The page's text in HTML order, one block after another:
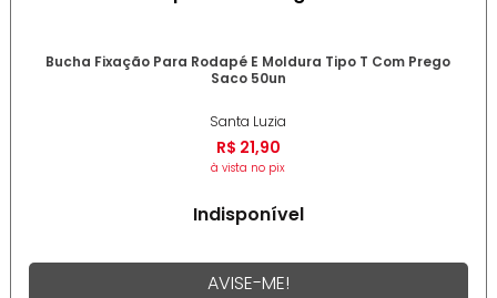
Bucha Fixação Para Rodapé E Moldura Tipo T Com Prego
Saco 50un
Santa Luzia
R$ 21,90
à vista no pix
Indisponível
AVISE-ME!